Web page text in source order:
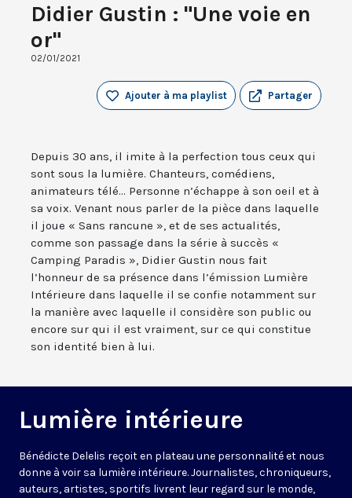
Didier Gustin : "Une voie en
or"
02/01/2021
Partager
Ajouter à ma playlist
Depuis 30 ans, il imite à la perfection tous ceux qui
sont sous la lumière. Chanteurs, comédiens,
animateurs télé... Personne n’échappe à son oeil et à
sa voix. Venant nous parler de la pièce dans laquelle
il joue « Sans rancune », et de ses actualités,
comme son passage dans la série à succès «
Camping Paradis », Didier Gustin nous fait
l’honneur de sa présence dans l’émission Lumière
Intérieure dans laquelle il se confie notamment sur
la manière avec laquelle il considère son public ou
encore sur qui il est vraiment, sur ce qui constitue
son identité bien à lui.
Lumière intérieure
Bénédicte Delelis reçoit en plateau une personnalité et nous
donne à voir sa lumière intérieure. Journalistes, chroniqueurs,
auteurs, artistes, sportifs livrent leur regard sur le monde,